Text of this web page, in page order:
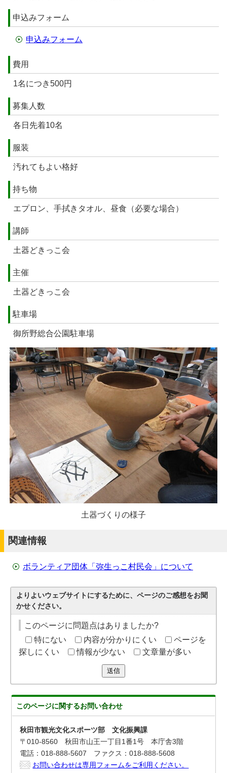
申込みフォーム
申込みフォーム
費用
1名につき500円
募集人数
各日先着10名
服装
汚れてもよい格好
持ち物
エプロン、手拭きタオル、昼食（必要な場合）
講師
土器どきっこ会
主催
土器どきっこ会
駐車場
御所野総合公園駐車場
土器づくりの様子
関連情報
ボランティア団体「弥生っこ村民会」について
よりよいウェブサイトにするために、ページのご感想をお聞
かせください。
このページに問題点はありましたか?
特にない
内容が分かりにくい
ページを
探しにくい
情報が少ない 文章量が多い
送信
このページに関するお問い合わせ
秋田市観光文化スポーツ部 文化振興課
〒010-8560 秋田市山王一丁目1番1号 本庁舎3階
電話：018-888-5607 ファクス：018-888-5608
お問い合わせは専用フォームをご利用ください。